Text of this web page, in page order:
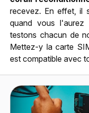
recevez. En effet, il
quand vous l'aurez
testons chacun de
Mettez-y la carte
est compatible avec